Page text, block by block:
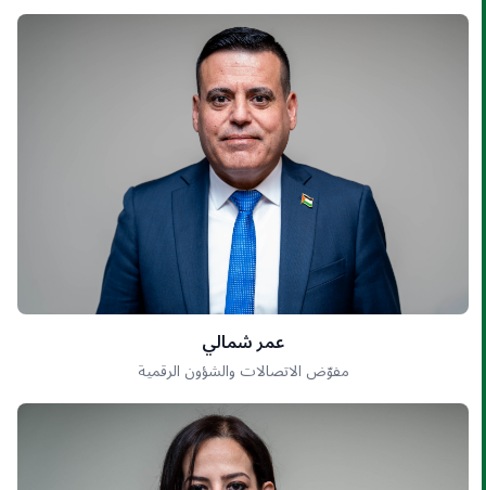
عمر شمالي
مفوّض الاتصالات والشؤون الرقمية